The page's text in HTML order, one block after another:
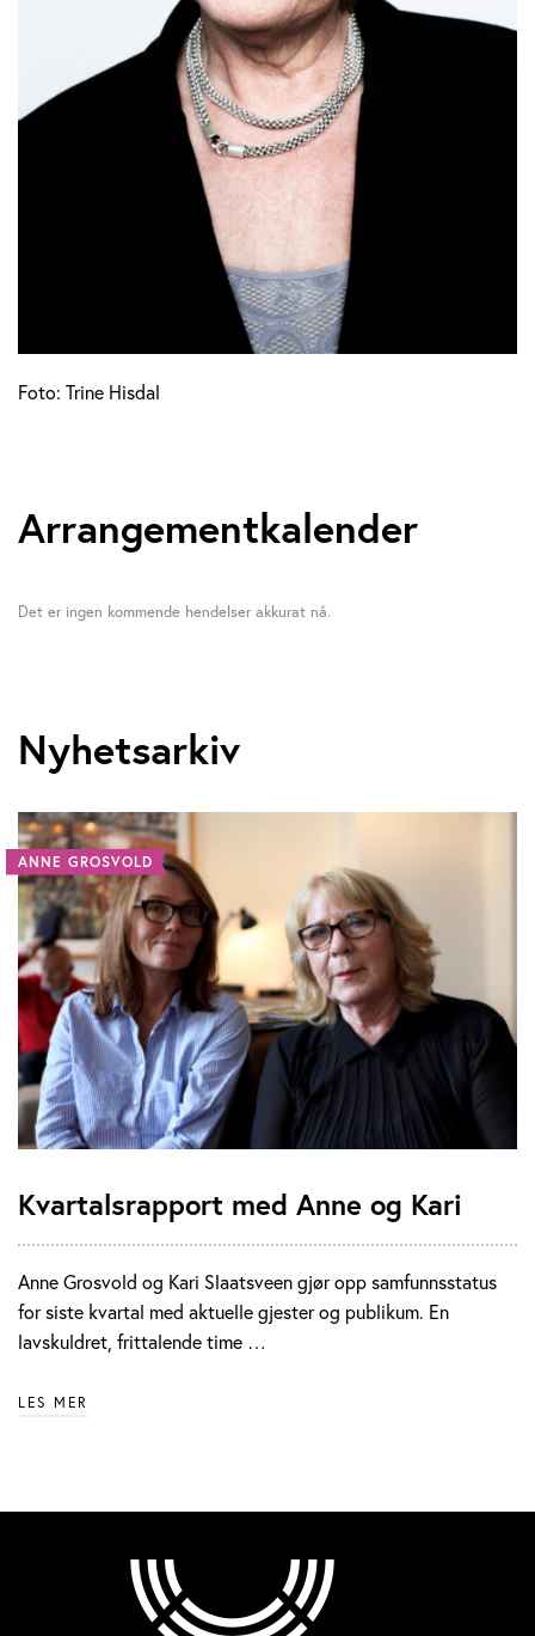
Foto: Trine Hisdal
Arrangementkalender
Det er ingen kommende hendelser akkurat nå.
Nyhetsarkiv
ANNE GROSVOLD
Kvartalsrapport med Anne og Kari
Anne Grosvold og Kari Slaatsveen gjør opp samfunnsstatus
for siste kvartal med aktuelle gjester og publikum. En
lavskuldret, frittalende time …
LES MER